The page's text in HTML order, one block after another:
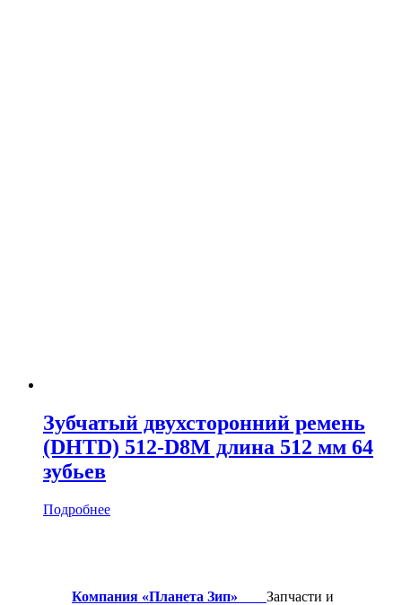
Зубчатый двухсторонний ремень
(DHTD) 512-D8M длина 512 мм 64
зубьев
Подробнее
Компания «Планета Зип» Запчасти и